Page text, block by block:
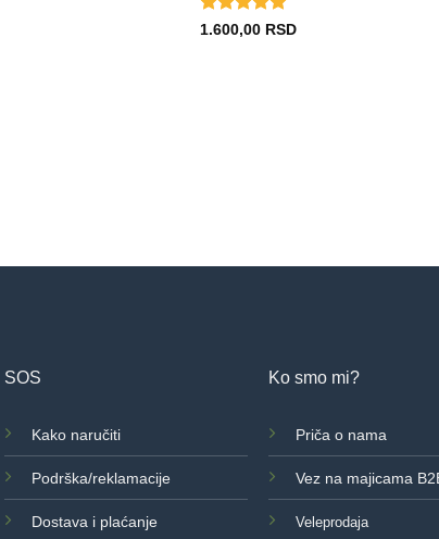
Ocenjeno
1.600,00 RSD
SOS
Kako naručiti
Podrška/reklamacije
Dostava i plaćanje
Ko smo mi?
Priča o nama
Vez na majicama
Veleprodaja